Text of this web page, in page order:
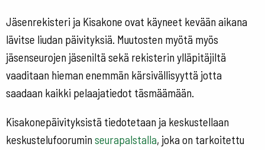
Jäsenrekisteri ja Kisakone ovat käyneet kevään aikana
lävitse liudan päivityksiä. Muutosten myötä myös
jäsenseurojen jäseniltä sekä rekisterin ylläpitäjiltä
vaaditaan hieman enemmän kärsivällisyyttä jotta
saadaan kaikki pelaajatiedot täsmäämään.
Kisakonepäivityksistä tiedotetaan ja keskustellaan
keskustelufoorumin seurapalstalla, joka on tarkoitettu